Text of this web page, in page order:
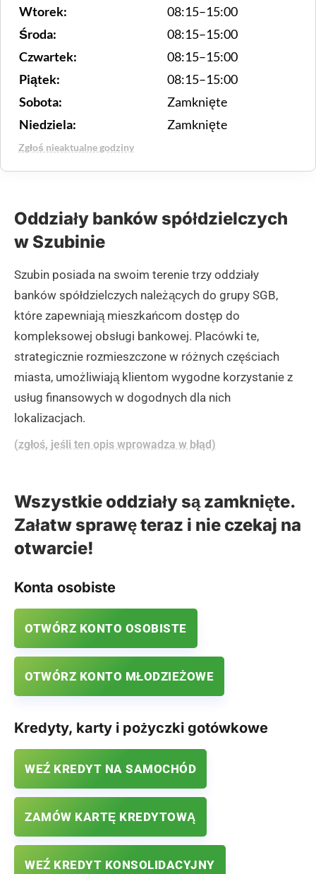
Wtorek:
08:15–15:00
Środa:
08:15–15:00
Czwartek:
08:15–15:00
Piątek:
08:15–15:00
Sobota:
Zamknięte
Niedziela:
Zamknięte
Zgłoś nieaktualne godziny
Oddziały banków spółdzielczych
w Szubinie
Szubin posiada na swoim terenie trzy oddziały
banków spółdzielczych należących do grupy SGB,
które zapewniają mieszkańcom dostęp do
kompleksowej obsługi bankowej. Placówki te,
strategicznie rozmieszczone w różnych częściach
miasta, umożliwiają klientom wygodne korzystanie z
usług finansowych w dogodnych dla nich
lokalizacjach.
(zgłoś, jeśli ten opis wprowadza w błąd)
Wszystkie oddziały są zamknięte.
Załatw sprawę teraz i nie czekaj na
otwarcie!
Konta osobiste
OTWÓRZ KONTO OSOBISTE
OTWÓRZ KONTO MŁODZIEŻOWE
Kredyty, karty i pożyczki gotówkowe
WEŹ KREDYT NA SAMOCHÓD
ZAMÓW KARTĘ KREDYTOWĄ
WEŹ KREDYT KONSOLIDACYJNY